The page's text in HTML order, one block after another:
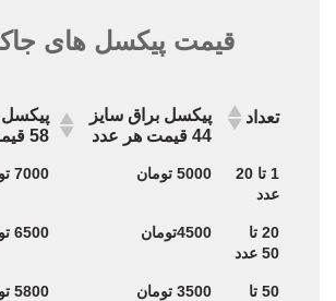
قیمت پیکسل های
تعداد
پیکسل براق سایز
44 قیمت هر عدد
پیکسل
58 قیمت هر عدد
تعداد
پیکسل براق سایز
پیکسل
1 تا 20
عدد
5000 تومان 7000 تومان
20 تا
50 عدد
4500تومان 6500 تومان
50 تا
3500 تومان 5800 تومان